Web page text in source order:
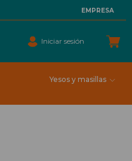
EMPRESA
Iniciar sesión
Yesos y masillas